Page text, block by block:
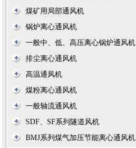
煤矿用局部通风机
锅炉离心通风机
一般中、低、高压离心锅炉通风机
排尘离心通风机
高温通风机
煤粉离心通风机
一般轴流通风机
SDF、SF系列隧道风机
BMJ系列煤气加压节能离心通风机